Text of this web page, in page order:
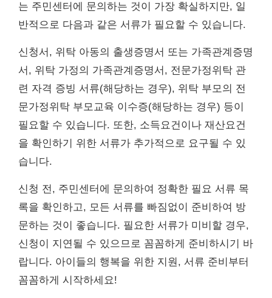
는 주민센터에 문의하는 것이 가장 확실하지만, 일
반적으로 다음과 같은 서류가 필요할 수 있습니다.
신청서, 위탁 아동의 출생증명서 또는 가족관계증명
서, 위탁 가정의 가족관계증명서, 전문가정위탁 관
련 자격 증빙 서류(해당하는 경우), 위탁 부모의 전
문가정위탁 부모교육 이수증(해당하는 경우) 등이
필요할 수 있습니다. 또한, 소득요건이나 재산요건
을 확인하기 위한 서류가 추가적으로 요구될 수 있
습니다.
신청 전, 주민센터에 문의하여 정확한 필요 서류 목
록을 확인하고, 모든 서류를 빠짐없이 준비하여 방
문하는 것이 좋습니다. 필요한 서류가 미비할 경우,
신청이 지연될 수 있으므로 꼼꼼하게 준비하시기 바
랍니다. 아이들의 행복을 위한 지원, 서류 준비부터
꼼꼼하게 시작하세요!